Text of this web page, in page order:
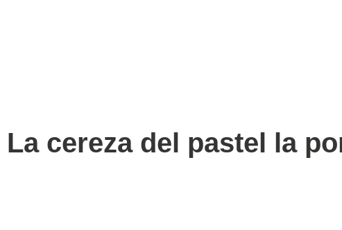
La cereza del pastel la